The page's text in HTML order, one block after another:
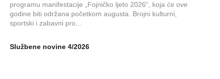
programu manifestacije „Fojničko ljeto 2026“, koja će ove
godine biti održana početkom augusta. Brojni kulturni,
sportski i zabavni pro...
Službene novine 4/2026